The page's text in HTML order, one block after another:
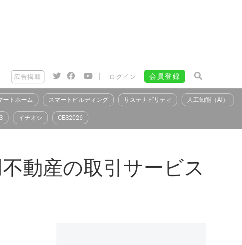
広告掲載 | ログイン 会員登録
ートホーム スマートビルディング サステナビリティ 人工知能（AI）
イチオシ CES2026
動産の取引サービス